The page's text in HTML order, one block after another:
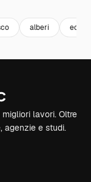
alberi
lavori. Oltre
agenzie e studi.